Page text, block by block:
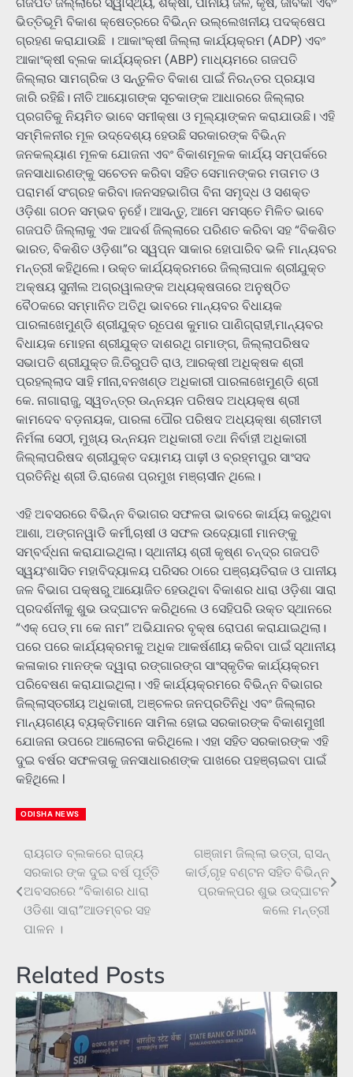
ଭିତ୍ତିଭୂମି ବିକାଶ କ୍ଷେତ୍ରରେ ବିଭିନ୍ନ ଉଲ୍ଲେଖନୀୟ ପଦକ୍ଷେପ
ଗ୍ରହଣ କରାଯାଉଛି । ଆକାଂକ୍ଷୀ ଜିଲ୍ଲା କାର୍ଯ୍ୟକ୍ରମ (ADP) ଏବଂ
ଆକାଂକ୍ଷୀ ବ୍ଲକ କାର୍ଯ୍ୟକ୍ରମ (ABP) ମାଧ୍ୟମରେ ଗଜପତି
ଜିଲ୍ଲାର ସାମଗ୍ରିକ ଓ ସନ୍ତୁଳିତ ବିକାଶ ପାଇଁ ନିରନ୍ତର ପ୍ରୟାସ
ଜାରି ରହିଛି। ନୀତି ଆୟୋଗଙ୍କ ସୂଚକାଙ୍କ ଆଧାରରେ ଜିଲ୍ଲାର
ପ୍ରଗତିକୁ ନିୟମିତ ଭାବେ ସମୀକ୍ଷା ଓ ମୂଲ୍ୟାଙ୍କନ କରାଯାଉଛି। ଏହି
ସମ୍ମିଳନୀର ମୂଳ ଉଦ୍ଦେଶ୍ୟ ହେଉଛି ସରକାରଙ୍କ ବିଭିନ୍ନ
ଜନକଲ୍ୟାଣ ମୂଳକ ଯୋଜନା ଏବଂ ବିକାଶମୂଳକ କାର୍ଯ୍ୟ ସମ୍ପର୍କରେ
ଜନସାଧାରଣଙ୍କୁ ସଚେତନ କରିବା ସହିତ ସେମାନଙ୍କର ମତାମତ ଓ
ପରାମର୍ଶ ସଂଗ୍ରହ କରିବା।ଜନସହଭାଗିତା ବିନା ସମୃଦ୍ଧ ଓ ସଶକ୍ତ
ଓଡ଼ିଶା ଗଠନ ସମ୍ଭବ ନୁହେଁ। ଆସନ୍ତୁ, ଆମେ ସମସ୍ତେ ମିଳିତ ଭାବେ
ଗଜପତି ଜିଲ୍ଲାକୁ ଏକ ଆଦର୍ଶ ଜିଲ୍ଲାରେ ପରିଣତ କରିବା ସହ “ବିକଶିତ
ଭାରତ, ବିକଶିତ ଓଡ଼ିଶା”ର ସ୍ୱପ୍ନ ସାକାର ହୋପାରିବ ଭଳି ମାନ୍ୟବର
ମନ୍ତ୍ରୀ କହିଥିଲେ। ଉକ୍ତ କାର୍ଯ୍ୟକ୍ରମରେ ଜିଲ୍ଲାପାଳ ଶ୍ରୀଯୁକ୍ତ
ଅକ୍ଷୟ ସୁନୀଲ ଅଗ୍ରୱାଲଙ୍କ ଅଧ୍ୟକ୍ଷତାରେ ଅନୁଷ୍ଠିତ
ବୈଠକରେ ସମ୍ମାନିତ ଅତିଥି ଭାବରେ ମାନ୍ୟବର ବିଧାୟକ
ପାରଳାଖେମୁଣ୍ଡି ଶ୍ରୀଯୁକ୍ତ ରୂପେଶ କୁମାର ପାଣିଗ୍ରାହୀ,ମାନ୍ୟବର
ବିଧାୟକ ମୋହନା ଶ୍ରୀଯୁକ୍ତ ଦାଶରଥି ଗମାଙ୍ଗ, ଜିଲ୍ଲାପରିଷଦ
ସଭାପତି ଶ୍ରୀଯୁକ୍ତ ଜି.ତିରୁପତି ରାଓ, ଆରକ୍ଷୀ ଅଧିକ୍ଷକ ଶ୍ରୀ
ପ୍ରହଲ୍ଲାଦ ସାହି ମୀନା,ବନଖଣ୍ଡ ଅଧିକାରୀ ପାରଳାଖେମୁଣ୍ଡି ଶ୍ରୀ
କେ. ନାଗାରାଜୁ, ସ୍ୱତନ୍ତ୍ର ଉନ୍ନୟନ ପରିଷଦ ଅଧ୍ୟକ୍ଷ ଶ୍ରୀ
କାମଦେବ ବଡ଼ନାୟକ, ପାରଳା ପୌର ପରିଷଦ ଅଧ୍ୟକ୍ଷା ଶ୍ରୀମତୀ
ନିର୍ମଳା ସେଠୀ, ମୁଖ୍ୟ ଉନ୍ନୟନ ଅଧିକାରୀ ତଥା ନିର୍ବାହୀ ଅଧିକାରୀ
ଜିଲ୍ଲାପରିଷଦ ଶ୍ରୀଯୁକ୍ତ ଦୟାମୟ ପାଢ଼ୀ ଓ ବ୍ରହ୍ମପୁର ସାଂସଦ
ପ୍ରତିନିଧି ଶ୍ରୀ ଡି.ରାଜେଶ ପ୍ରମୁଖ ମଞ୍ଚାସୀନ ଥିଲେ।
ଏହି ଅବସରରେ ବିଭିନ୍ନ ବିଭାଗର ସଫଳତା ଭାବରେ କାର୍ଯ୍ୟ କରୁଥିବା
ଆଶା, ଅଙ୍ଗନୱାଡି କର୍ମୀ,ଚାଷୀ ଓ ସଫଳ ଉଦ୍ୟୋଗୀ ମାନଙ୍କୁ
ସମ୍ବର୍ଦ୍ଧନା କରାଯାଇଥିଲା। ସ୍ଥାନୀୟ ଶ୍ରୀ କୃଷ୍ଣ ଚନ୍ଦ୍ର ଗଜପତି
ସ୍ୱୟଂଶାସିତ ମହାବିଦ୍ୟାଳୟ ପରିସର ଠାରେ ପଞ୍ଚାୟତିରାଜ ଓ ପାନୀୟ
ଜଳ ବିଭାଗ ପକ୍ଷରୁ ଆୟୋଜିତ ହେଉଥିବା ବିକାଶର ଧାରା ଓଡ଼ିଶା ସାରା
ପ୍ରଦର୍ଶନୀକୁ ଶୁଭ ଉଦ୍ଘାଟନ କରିଥିଲେ ଓ ସେହିପରି ଉକ୍ତ ସ୍ଥାନରେ
“ଏକ୍ ପେଡ୍ ମା କେ ନାମ” ଅଭିଯାନର ବୃକ୍ଷ ରୋପଣ କରାଯାଇଥିଲା।
ପରେ ପରେ କାର୍ଯ୍ୟକ୍ରମକୁ ଅଧିକ ଆକର୍ଷଣୀୟ କରିବା ପାଇଁ ସ୍ଥାନୀୟ
କଳାକାର ମାନଙ୍କ ଦ୍ୱାରା ରଙ୍ଗାରଙ୍ଗ ସାଂସ୍କୃତିକ କାର୍ଯ୍ୟକ୍ରମ
ପରିବେଷଣ କରାଯାଇଥିଲା। ଏହି କାର୍ଯ୍ୟକ୍ରମରେ ବିଭିନ୍ନ ବିଭାଗର
ଜିଲ୍ଲାସ୍ତରୀୟ ଅଧିକାରୀ, ଅଞ୍ଚଳର ଜନପ୍ରତିନିଧି ଏବଂ ଜିଲ୍ଲାର
ମାନ୍ୟଗଣ୍ୟ ବ୍ୟକ୍ତିମାନେ ସାମିଲ ହୋଇ ସରକାରଙ୍କ ବିକାଶମୁଖୀ
ଯୋଜନା ଉପରେ ଆଲୋଚନା କରିଥିଲେ। ଏହା ସହିତ ସରକାରଙ୍କ ଏହି
ଦୁଇ ବର୍ଷର ସଫଳତାକୁ ଜନସାଧାରଣଙ୍କ ପାଖରେ ପହଞ୍ଚାଇବା ପାଇଁ
କହିଥିଲେ l
ODISHA NEWS
Post
navigation
ରାୟଗଡ ବ୍ଲକରେ ରାଜ୍ୟ
ସରକାର ଙ୍କ ଦୁଇ ବର୍ଷ ପୂର୍ତ୍ତି
ଅବସରରେ “ବିକାଶର ଧାରା
ଓଡିଶା ସାରା”ଆଡମ୍ବର ସହ
ପାଳନ ।
ଗଞ୍ଜାମ ଜିଲ୍ଲା ଭତ୍ତା, ରାସନ୍
କାର୍ଡ,ଗୃହ ବଣ୍ଟନ ସହିତ ବିଭିନ୍ନ
ପ୍ରକଳ୍ପର ଶୁଭ ଉଦ୍ଘାଟନ
କଲେ ମନ୍ତ୍ରୀ
Related Posts